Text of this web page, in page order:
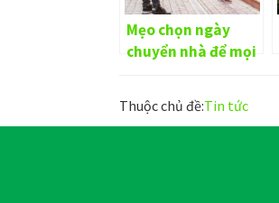
Mẹo chọn ngày
chuyển nhà để mọi
Thuộc chủ đề:Tin tức